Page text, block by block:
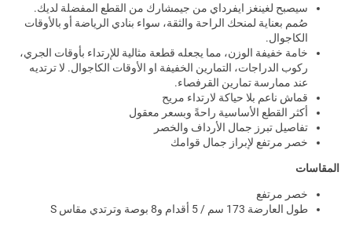
سيصبح لغينغز ايفرداي من جيمشارك من القطع المفضلة لديك.
صُمم بعناية لمنحك الراحة والثقة، سواء بنادي الرياضة أو بالأوقات
الكاجوال.
خامة خفيفة الوزن، مما يجعله قطعة مثالية للإرتداء بأوقات الجري،
ركوب الدراجات، التمارين الخفيفة او الأوقات الكاجوال. لا ترتديه
عند ممارسة تمارين القرفصاء.
قماش ناعم بلا حياكة لارتداء مريح
أكثر القطع الأساسية راحةً وبسعر معقول
تفاصيل تبرز جمال الأرداف والخصر
خصر مرتفع لإبراز جمال قوامك
المقاسات
خصر مرتفع
طول العارضة 173 سم / 5 أقدام و8 بوصة وترتدي مقاس S